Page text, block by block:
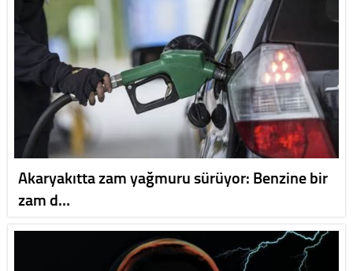
Akaryakıtta zam yağmuru sürüyor: Benzine bir
zam d…